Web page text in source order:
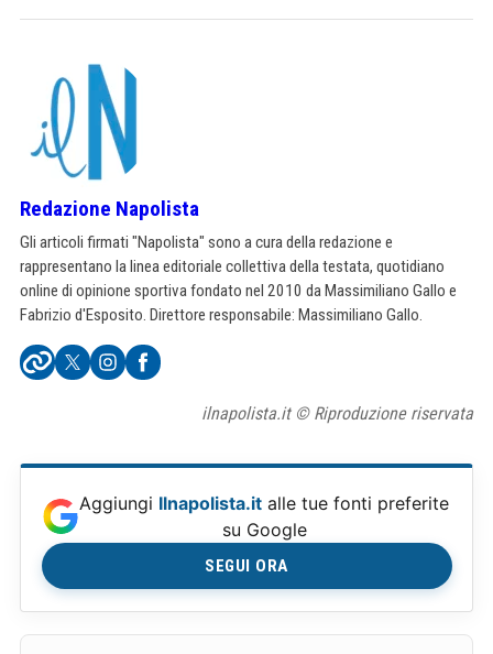
Redazione Napolista
Gli articoli firmati "Napolista" sono a cura della redazione e
rappresentano la linea editoriale collettiva della testata, quotidiano
online di opinione sportiva fondato nel 2010 da Massimiliano Gallo e
Fabrizio d'Esposito. Direttore responsabile: Massimiliano Gallo.
ilnapolista.it © Riproduzione riservata
Aggiungi Ilnapolista.it alle tue fonti preferite
su Google
SEGUI ORA